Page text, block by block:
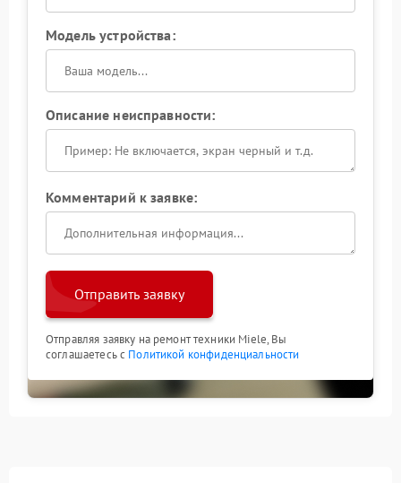
Модель устройства:
Описание неисправности:
Комментарий к заявке:
Отправить заявку
Отправляя заявку на ремонт техники Miele, Вы
соглашаетесь с Политикой конфиденциальности